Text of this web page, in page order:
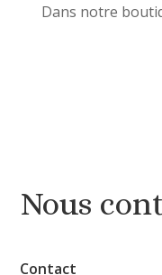
Dans notre
Nous
Contact